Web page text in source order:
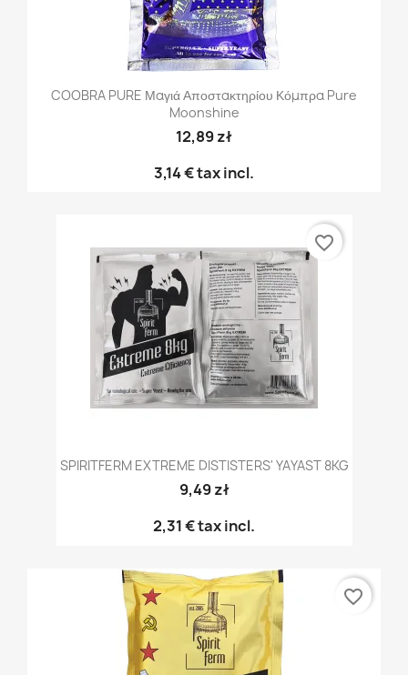
COOBRA PURE Μαγιά Αποστακτηρίου Κόμπρα Pure
Moonshine
12,89 zł
3,14 €tax incl.
SPIRITFERM EXTREME DISTISTERS' YAYAST 8KG
9,49 zł
2,31 €tax incl.
favorite_border
favorite_border